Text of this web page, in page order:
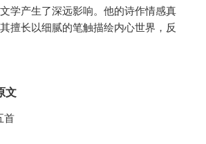
学产生了深远影响。他的诗作情感真
擅长以细腻的笔触描绘内心世界，反
文